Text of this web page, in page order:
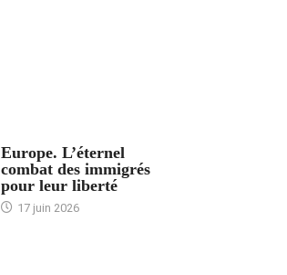
Europe. L’éternel
combat des immigrés
pour leur liberté
17 juin 2026